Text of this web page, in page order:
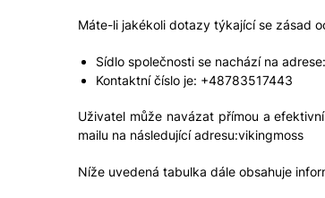
Máte-li jakékoli dotazy týkající se zásad
Sídlo společnosti se nachází na
Kontaktní číslo je: +48783517443
Uživatel může navázat přímou a
mailu na následující adresu:vikingmoss
Níže uvedená tabulka dále obsahuje